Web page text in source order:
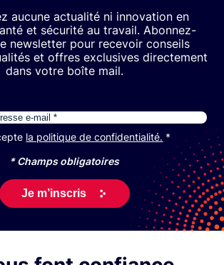
aucune actualité ni innovation en
et sécurité au travail. Abonnez-
newsletter pour recevoir conseils
et offres exclusives directement
dans votre boîte mail.
RGPD
la politique de confidentialité. *
* Champs obligatoires